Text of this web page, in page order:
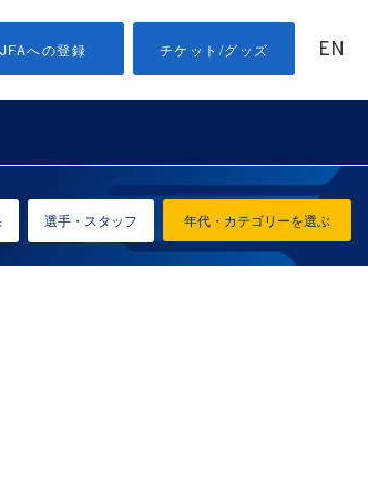
JFAへの登録 チケット/グッズ EN
年代・カテゴリーを選ぶ
選手・スタッフ